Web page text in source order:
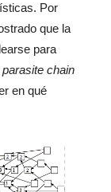
Por
que la
para
parasite chain
en qué